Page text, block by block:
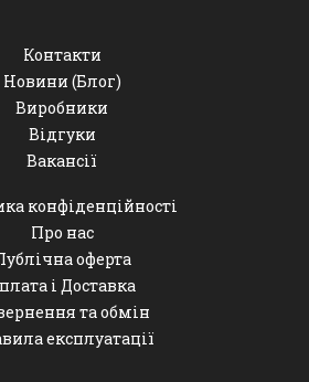
Контакти
Новини (Блог)
Виробники
Відгуки
Вакансії
конфіденційності
Про нас
оферта
і Доставка
та обмін
експлуатації